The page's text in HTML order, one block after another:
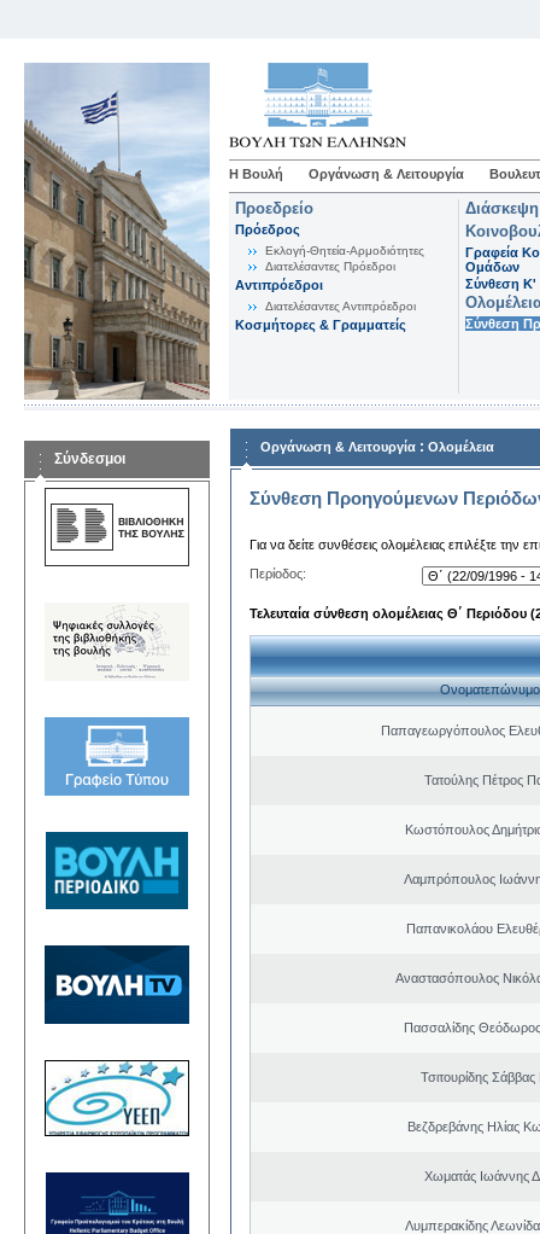
Η Βουλή Οργάνωση & Λειτουργία
Προεδρείο
Πρόεδρος
Εκλογή-Θητεία-Αρμοδιότητες
Διατελέσαντες Πρόεδροι
Αντιπρόεδροι
Διατελέσαντες Αντιπρόεδροι
Κοσμήτορες & Γραμματείς
Γραφεία
Ομάδων
Σύνθεση K'
Σύνθεση
Σύνδεσμοι
Οργάνωση & Λειτουργία : Ολομέλεια
Σύνθεση Προηγούμενων
Για να δείτε συνθέσεις ολομέλειας επιλέξτε την
Περίοδος:
Τελευταία σύνθεση ολομέλειας Θ΄ Περιόδου
Ονοματεπώνυμο
Παπαγεωργόπουλος
Τατούλης Πέτρος
Κωστόπουλος
Λαμπρόπουλος
Παπανικολάου
Αναστασόπουλος
Πασσαλίδης
Τσιτουρίδης Σάββας
Βεζδρεβάνης Ηλίας
Χωματάς Ιωάννης
Λυμπερακίδης